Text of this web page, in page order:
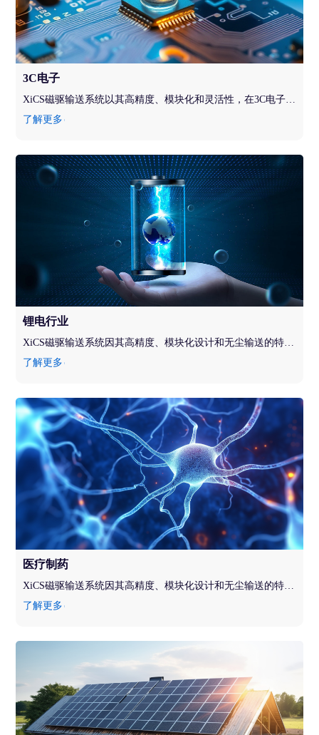
3C电子
XiCS磁驱输送系统以其高精度、模块化和灵活性，在3C电子行业（计算机、通讯和消费电子）中发挥着重要作用，助力企业实现高效、柔性和智能化生产。
了解更多
锂电行业
XiCS磁驱输送系统因其高精度、模块化设计和无尘输送的特点，充分满足锂电行业生产对环境洁净度、产品质量和生产效率的严格要求，助力锂电智造企业实现高效、精准和洁净的柔性生产。
了解更多
医疗制药
XiCS磁驱输送系统因其高精度、模块化设计和无尘输送的特点，在医疗行业中具有重要应用，助力企业实现高效、精准和洁净的生产流程。满足了医药和医疗器械生产对环境洁净度、产品质量和生产效率的严格要求。
了解更多